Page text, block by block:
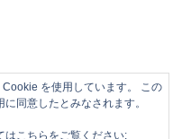
アサロン｜なごみ
を使用しています。 この
同意したとみなされます。
はこちらをご覧ください: